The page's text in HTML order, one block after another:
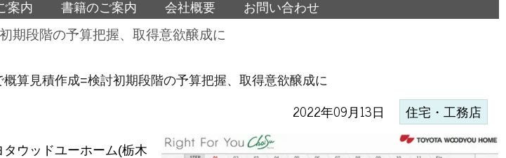
案内 書籍のご案内 会社概要 お問い合わせ
期段階の予算把握、取得意欲醸成に
算見積作成=検討初期段階の予算把握、取得意欲醸成に
2022年09月13日 住宅・工務店
タウッドユーホーム(栃木